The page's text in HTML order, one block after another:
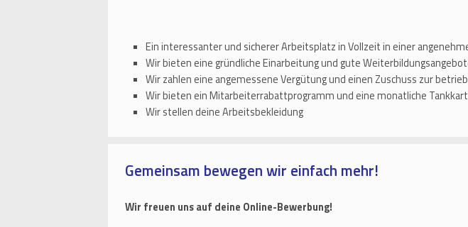
Ein interessanter und sicherer Arbeitsplatz in Vollzeit in einer
Wir bieten eine gründliche Einarbeitung und gute
Wir zahlen eine angemessene Vergütung und einen Zuschuss zur
Wir bieten ein Mitarbeiterrabattprogramm und eine monatliche
Wir stellen deine Arbeitsbekleidung
Gemeinsam bewegen wir einfach mehr!
Wir freuen uns auf deine Online-Bewerbung!